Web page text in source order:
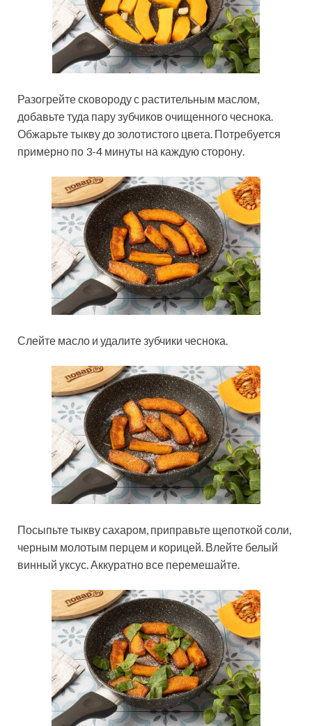
Разогрейте сковороду с растительным маслом,
добавьте туда пару зубчиков очищенного чеснока.
Обжарьте тыкву до золотистого цвета. Потребуется
примерно по 3-4 минуты на каждую сторону.
Слейте масло и удалите зубчики чеснока.
Посыпьте тыкву сахаром, приправьте щепоткой соли,
черным молотым перцем и корицей. Влейте белый
винный уксус. Аккуратно все перемешайте.